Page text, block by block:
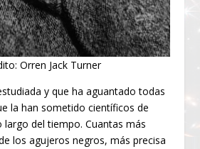
Orren Jack Turner
y que ha aguantado todas
la han sometido científicos de
del tiempo. Cuantas más
los agujeros negros, más precisa